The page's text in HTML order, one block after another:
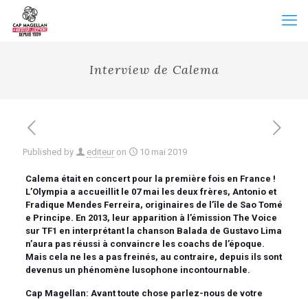
Interview de Calema
Published by editeur on 10 mai 2019
Calema était en concert pour la première fois en France !
L’Olympia a accueillit le 07 mai les deux frères, Antonio et
Fradique Mendes Ferreira, originaires de l’île de Sao Tomé
e Principe. En 2013, leur apparition à l’émission The Voice
sur TF1 en interprétant la chanson Balada de Gustavo Lima
n’aura pas réussi à convaincre les coachs de l’époque.
Mais cela ne les a pas freinés, au contraire, depuis ils sont
devenus un phénomène lusophone incontournable.
Cap Magellan: Avant toute chose parlez-nous de votre